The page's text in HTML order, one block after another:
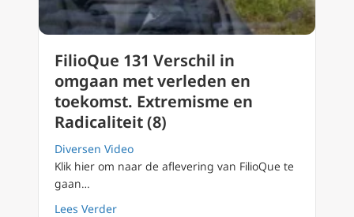
FilioQue 131 Verschil in
omgaan met verleden en
toekomst. Extremisme en
Radicaliteit (8)
Diversen Video
Klik hier om naar de aflevering van FilioQue te
gaan…
Lees Verderabout FilioQue 131 Verschil in omgaan met